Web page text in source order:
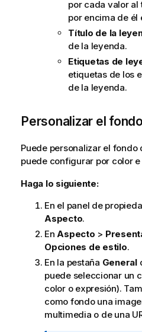
por cada valor al
por encima de él
Título de la
de la leyenda.
Etiquetas de
etiquetas de los
de la leyenda.
Personalizar el fondo
Puede personalizar el
puede configurar por color
Haga lo siguiente:
En el panel de
Aspecto.
En Aspecto >
Opciones de estilo.
En la pestaña General
puede seleccionar un
color o expresión).
como fondo una
multimedia o de una